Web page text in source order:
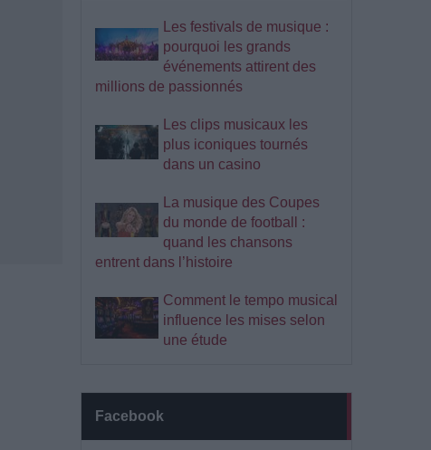
Les festivals de musique :
pourquoi les grands
événements attirent des
millions de passionnés
Les clips musicaux les
plus iconiques tournés
dans un casino
La musique des Coupes
du monde de football :
quand les chansons
entrent dans l’histoire
Comment le tempo musical
influence les mises selon
une étude
Facebook